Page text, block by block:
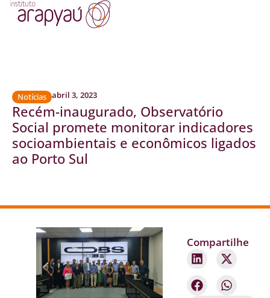
Notícias abril 3, 2023
Recém-inaugurado, Observatório
Social promete monitorar indicadores
socioambientais e econômicos ligados
ao Porto Sul
Compartilhe